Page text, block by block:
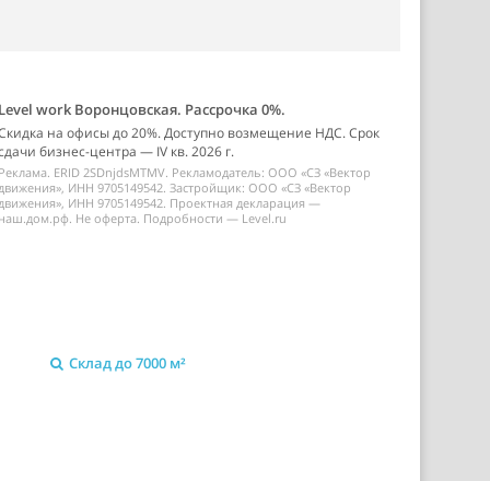
Level work Воронцовская. Рассрочка 0%.
на офисы до 20%. Доступно возмещение НДС. Срок
бизнес-центра — IV кв. 2026 г.
Реклама. ERID 2SDnjdsMTMV. Рекламодатель: ООО «СЗ «Вектор
ИНН 9705149542. Застройщик: ООО «СЗ «Вектор
ИНН 9705149542. Проектная декларация —
наш.дом.рф. Не оферта. Подробности — Level.ru
Склад до 7000 м²